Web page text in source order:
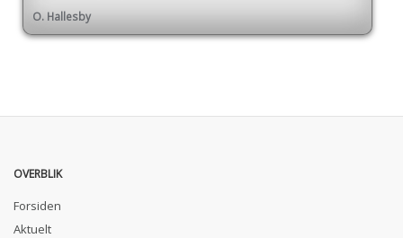
O. Hallesby
OVERBLIK
Forsiden
Aktuelt